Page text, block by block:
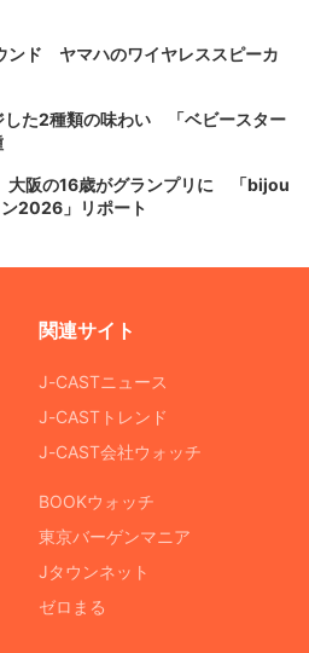
ンド ヤマハのワイヤレススピーカ
した2種類の味わい 「ベビースター
大阪の16歳がグランプリに 「bijou
2026」リポート
関連サイト
J-CASTニュース
J-CASTトレンド
J-CAST会社ウォッチ
BOOKウォッチ
東京バーゲンマニア
Jタウンネット
ゼロまる